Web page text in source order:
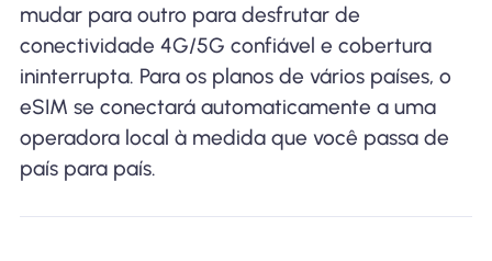
mudar para outro para desfrutar de
conectividade 4G/5G confiável e cobertura
ininterrupta. Para os planos de vários países, o
eSIM se conectará automaticamente a uma
operadora local à medida que você passa de
país para país.